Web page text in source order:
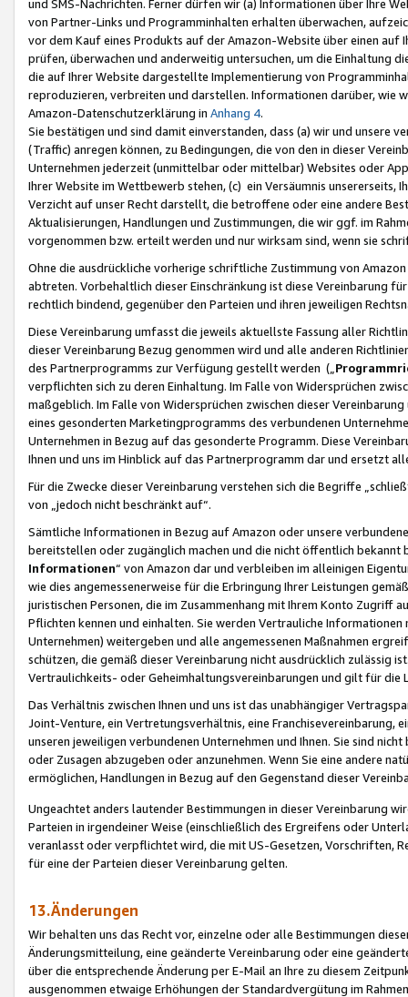
und SMS-Nachrichten. Ferner dürfen wir (a) Informationen über Ihre
von Partner-Links und Programminhalten erhalten überwachen,
vor dem Kauf eines Produkts auf der Amazon-Website über einen
prüfen, überwachen und anderweitig untersuchen, um die Einhaltung
die auf Ihrer Website dargestellte Implementierung von
reproduzieren, verbreiten und darstellen. Informationen darüber, wie
Amazon-Datenschutzerklärung in Anhang 4.
Sie bestätigen und sind damit einverstanden, dass (a) wir und
(Traffic) anregen können, zu Bedingungen, die von den in dieser
Unternehmen jederzeit (unmittelbar oder mittelbar) Websites oder
Ihrer Website im Wettbewerb stehen, (c) ein Versäumnis unsererseits,
Verzicht auf unser Recht darstellt, die betroffene oder eine andere
Aktualisierungen, Handlungen und Zustimmungen, die wir ggf. im
vorgenommen bzw. erteilt werden und nur wirksam sind, wenn sie
Ohne die ausdrückliche vorherige schriftliche Zustimmung von
abtreten. Vorbehaltlich dieser Einschränkung ist diese Vereinbarung
rechtlich bindend, gegenüber den Parteien und ihren jeweiligen
Diese Vereinbarung umfasst die jeweils aktuellste Fassung aller
dieser Vereinbarung Bezug genommen wird und alle anderen
des Partnerprogramms zur Verfügung gestellt werden („
verpflichten sich zu deren Einhaltung. Im Falle von Widersprüchen
maßgeblich. Im Falle von Widersprüchen zwischen dieser
eines gesonderten Marketingprogramms des verbundenen
Unternehmen in Bezug auf das gesonderte Programm. Diese
Ihnen und uns im Hinblick auf das Partnerprogramm dar und ersetzt
Für die Zwecke dieser Vereinbarung verstehen sich die Begriffe
von „jedoch nicht beschränkt auf“.
Sämtliche Informationen in Bezug auf Amazon oder unsere
bereitstellen oder zugänglich machen und die nicht öffentlich
Informationen“ von Amazon dar und verbleiben im alleinigen
wie dies angemessenerweise für die Erbringung Ihrer Leistungen
juristischen Personen, die im Zusammenhang mit Ihrem Konto
Pflichten kennen und einhalten. Sie werden Vertrauliche
Unternehmen) weitergeben und alle angemessenen Maßnahmen
schützen, die gemäß dieser Vereinbarung nicht ausdrücklich zulässig
Vertraulichkeits- oder Geheimhaltungsvereinbarungen und gilt für die
Das Verhältnis zwischen Ihnen und uns ist das unabhängiger
Joint-Venture, ein Vertretungsverhältnis, eine Franchisevereinbarung,
unseren jeweiligen verbundenen Unternehmen und Ihnen. Sie sind
oder Zusagen abzugeben oder anzunehmen. Wenn Sie eine andere
ermöglichen, Handlungen in Bezug auf den Gegenstand dieser
Ungeachtet anders lautender Bestimmungen in dieser Vereinbarung
Parteien in irgendeiner Weise (einschließlich des Ergreifens oder
veranlasst oder verpflichtet wird, die mit US-Gesetzen, Vorschriften,
für eine der Parteien dieser Vereinbarung gelten.
13.Änderungen
Wir behalten uns das Recht vor, einzelne oder alle Bestimmungen
Änderungsmitteilung, eine geänderte Vereinbarung oder eine
über die entsprechende Änderung per E-Mail an Ihre zu diesem
ausgenommen etwaige Erhöhungen der Standardvergütung im